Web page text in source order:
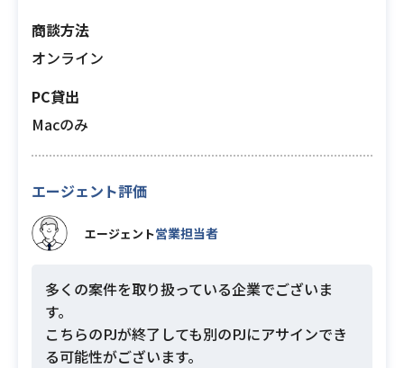
商談方法
オンライン
PC貸出
Macのみ
エージェント評価
エージェント営業担当者
多くの案件を取り扱っている企業でございま
す。
こちらのPJが終了しても別のPJにアサインでき
る可能性がございます。